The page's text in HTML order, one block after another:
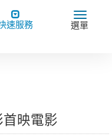
Toggle
navigation
速服務
Toggle
選單
映電影